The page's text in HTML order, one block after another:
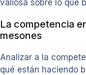
valiosa sobre lo que
La competencia
mesones
Analizar a la
qué están haciendo